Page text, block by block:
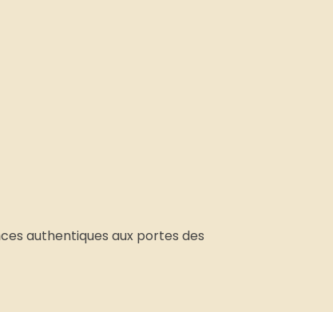
authentiques aux portes des